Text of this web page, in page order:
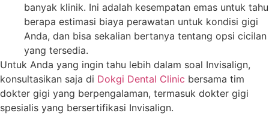
banyak klinik. Ini adalah kesempatan emas untuk tahu
berapa estimasi biaya perawatan untuk kondisi gigi
Anda, dan bisa sekalian bertanya tentang opsi cicilan
yang tersedia.
Untuk Anda yang ingin tahu lebih dalam soal Invisalign,
konsultasikan saja di Dokgi Dental Clinic bersama tim
dokter gigi yang berpengalaman, termasuk dokter gigi
spesialis yang bersertifikasi Invisalign.